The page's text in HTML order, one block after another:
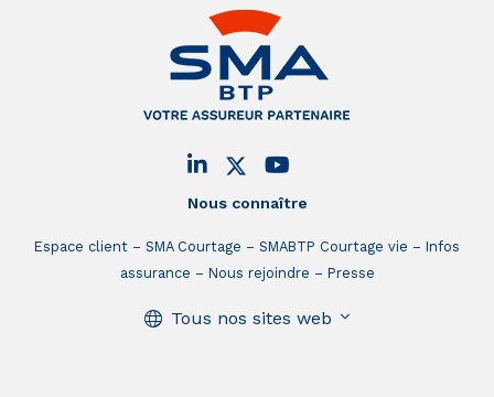
Nous connaître
Espace client SMA Courtage SMABTP Courtage vie
Infos
assurance
Nous rejoindre Presse
Tous nos sites web